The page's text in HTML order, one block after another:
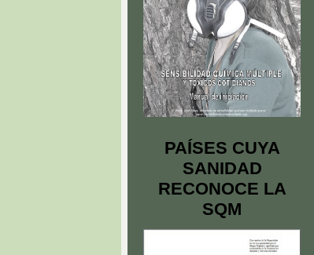
PAÍSES CUYA
SANIDAD
RECONOCE LA
SQM